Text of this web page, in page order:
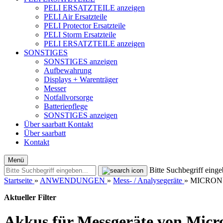
PELI ERSATZTEILE anzeigen
PELI Air Ersatzteile
PELI Protector Ersatzteile
PELI Storm Ersatzteile
PELI ERSATZTEILE anzeigen
SONSTIGES
SONSTIGES anzeigen
Aufbewahrung
Displays + Warenträger
Messer
Notfallvorsorge
Batteriepflege
SONSTIGES anzeigen
Über saarbatt Kontakt
Über saarbatt
Kontakt
Menü
Bitte Suchbegriff
Startseite » ANWENDUNGEN » Mess- / Analysegeräte »
Aktueller Filter